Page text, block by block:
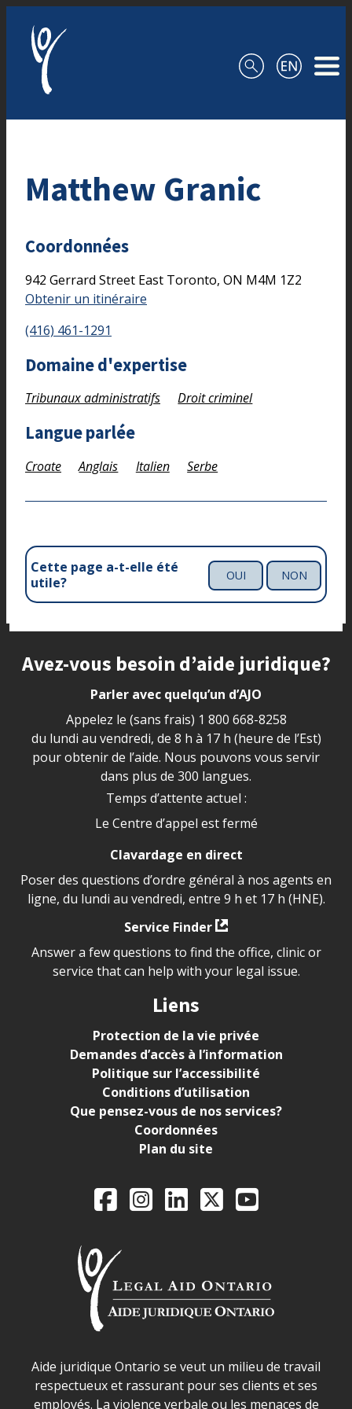
Matthew Granic
Coordonnées
942 Gerrard Street East Toronto, ON M4M 1Z2
Obtenir un itinéraire
(416) 461-1291
Domaine d'expertise
Tribunaux administratifs Droit criminel
Langue parlée
Croate Anglais Italien Serbe
Cette page a-t-elle été
utile?
OUI NON
Site footer
Avez-vous besoin d’aide juridique?
Parler avec quelqu’un d’AJO
Appelez le (sans frais) 1 800 668-8258
du lundi au vendredi, de 8 h à 17 h (heure de l’Est)
pour obtenir de l’aide. Nous pouvons vous servir
dans plus de 300 langues.
Temps d’attente actuel :
Le Centre d’appel est fermé
Clavardage en direct
Poser des questions d’ordre général à nos agents en
ligne, du lundi au vendredi, entre 9 h et 17 h (HNE).
Service Finder
Answer a few questions to find the office, clinic or
service that can help with your legal issue.
Liens
Protection de la vie privée
Demandes d’accès à l’information
Politique sur l’accessibilité
Conditions d’utilisation
Que pensez-vous de nos services?
Coordonnées
Plan du site
Legal Aid Ontario
FacebookInstagram
LinkedIn
X YouTube
Déclaration sur la sécurité dans les locaux d'AJO.
Aide juridique Ontario se veut un milieu de travail
respectueux et rassurant pour ses clients et ses
employés. La violence verbale ou les menaces de